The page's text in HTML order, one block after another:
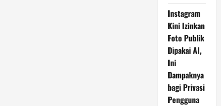
Instagram
Kini Izinkan
Foto Publik
Dipakai AI,
Ini
Dampaknya
bagi Privasi
Pengguna